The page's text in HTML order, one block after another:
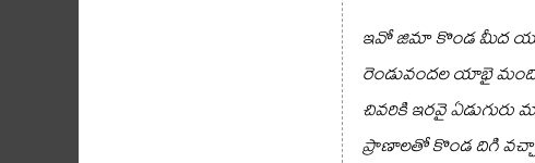
ఇవో జిమా కొండ మీద
రెండువందల యాభై మంది
చివరికి ఇరవై ఏడుగురు
ప్రాణాలతో కొండ దిగి